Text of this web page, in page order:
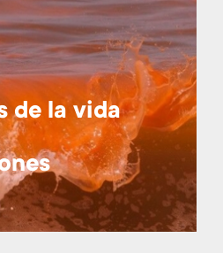
de la vida